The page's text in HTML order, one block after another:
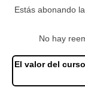
Estás abonando
No hay
El valor del